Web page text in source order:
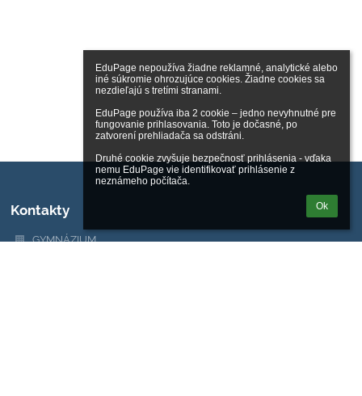
EduPage nepoužíva žiadne reklamné, analytické alebo
iné súkromie ohrozujúce cookies. Žiadne cookies sa
nezdieľajú s tretími stranami.
EduPage používa iba 2 cookie – jedno nevyhnutné pre
fungovanie prihlasovania. Toto je dočasné, po
zatvorení prehliadača sa odstráni.
Druhé cookie zvyšuje bezpečnosť prihlásenia - vďaka
nemu EduPage vie identifikovať prihlásenie z
neznámeho počítača.
Ok
Kontakty
GYMNÁZIUM